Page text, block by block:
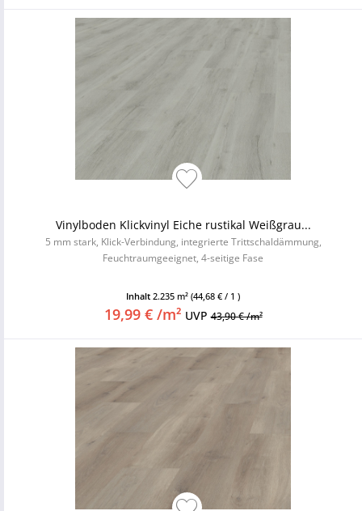
Vinylboden Klickvinyl Eiche rustikal Weißgrau...
5 mm stark, Klick-Verbindung, integrierte Trittschaldämmung,
Feuchtraumgeeignet, 4-seitige Fase
Inhalt 2.235 m² (44,68 € / 1 )
19,99 € /m² UVP43,90 € /m²